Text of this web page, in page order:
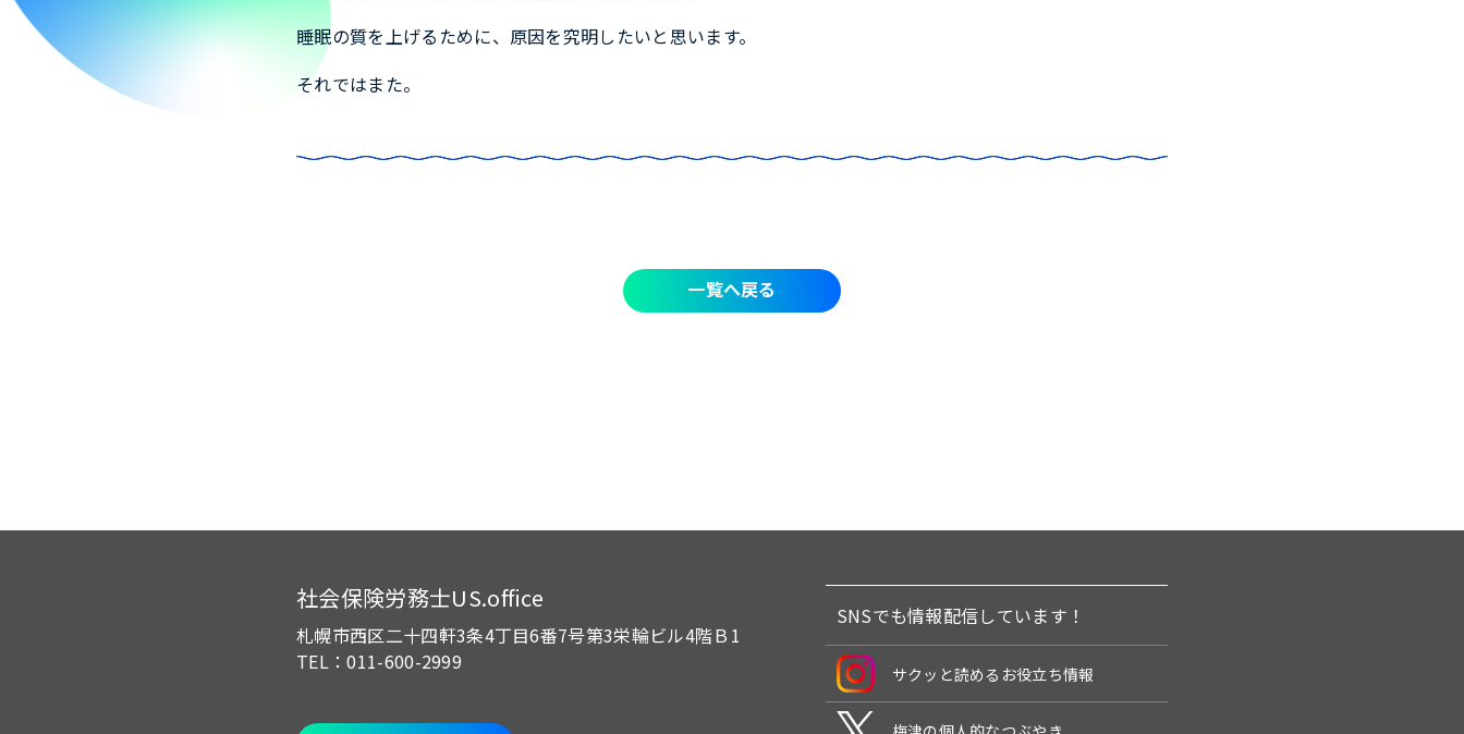
睡眠の質を上げるために、原因を究明したいと思います。
それではまた。
一覧へ戻る
社会保険労務士US.office
札幌市西区二十四軒3条4丁目6番7号第3栄輪ビル4階Ｂ1
TEL：011-600-2999
SNSでも情報配信しています！
サクッと読めるお役立ち情報